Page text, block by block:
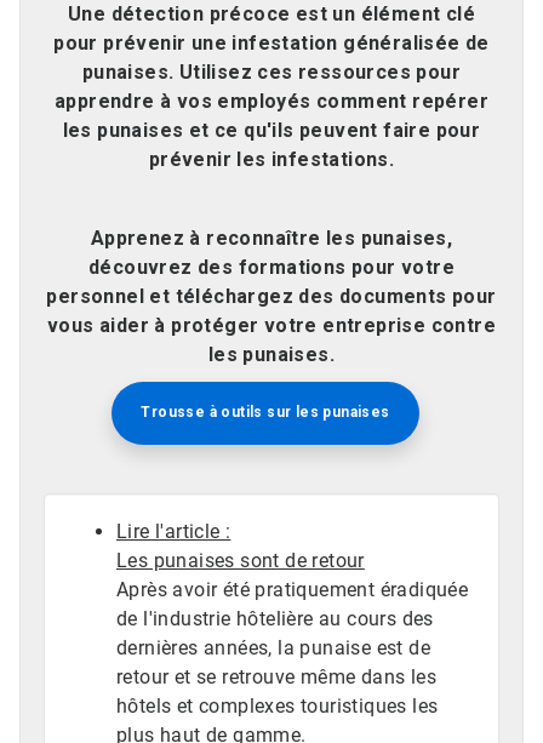
Une détection précoce est un élément clé
pour prévenir une infestation généralisée de
punaises. Utilisez ces ressources pour
apprendre à vos employés comment repérer
les punaises et ce qu'ils peuvent faire pour
prévenir les infestations.
Apprenez à reconnaître les punaises,
découvrez des formations pour votre
personnel et téléchargez des documents pour
vous aider à protéger votre entreprise contre
les punaises.
Trousse à outils sur les punaises
Lire l'article :
Les punaises sont de retour
Après avoir été pratiquement éradiquée
de l'industrie hôtelière au cours des
dernières années, la punaise est de
retour et se retrouve même dans les
hôtels et complexes touristiques les
plus haut de gamme.​​​​​​​